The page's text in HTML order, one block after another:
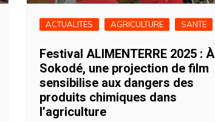
ACTUALITES AGRICULTURE SANTE
Festival ALIMENTERRE 2025 : À
Sokodé, une projection de film
sensibilise aux dangers des
produits chimiques dans
l’agriculture